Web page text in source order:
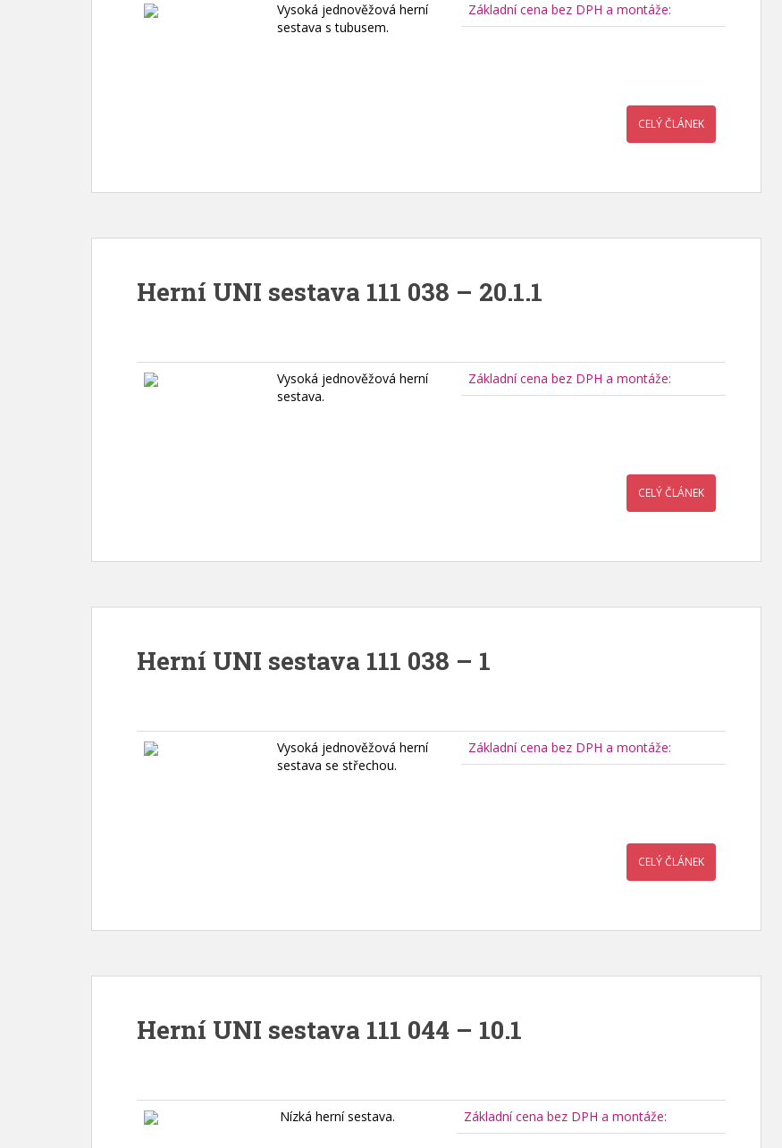
Vysoká jednověžová herní
sestava s tubusem.
Základní cena bez DPH a montáže:
CELÝ ČLÁNEK
Herní UNI sestava 111 038 – 20.1.1
Vysoká jednověžová herní
sestava.
Základní cena bez DPH a montáže:
CELÝ ČLÁNEK
Herní UNI sestava 111 038 – 1
Vysoká jednověžová herní
sestava se střechou.
Základní cena bez DPH a montáže:
CELÝ ČLÁNEK
Herní UNI sestava 111 044 – 10.1
Nízká herní sestava. Základní cena bez DPH a montáže: